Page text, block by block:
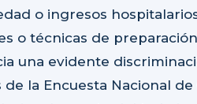
o ingresos hospitalarios
o técnicas de
una evidente
la Encuesta Nacional